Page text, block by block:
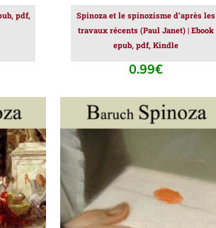
pdf,
Spinoza et le spinozisme d’après les
travaux récents (Paul Janet) | Ebook
epub, pdf, Kindle
0.99€
/
AJOUTER AU PANIER
DÉTAILS